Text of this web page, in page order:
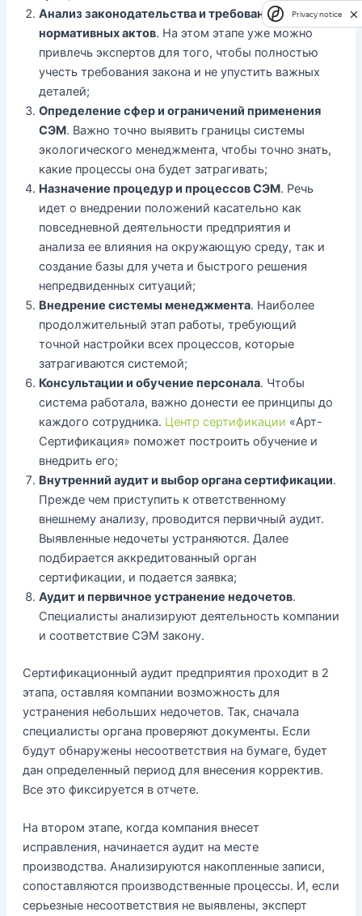
Анализ законодательства и требований
нормативных актов. На этом этапе уже можно
привлечь экспертов для того, чтобы полностью
учесть требования закона и не упустить важных
деталей;
Определение сфер и ограничений применения
СЭМ. Важно точно выявить границы системы
экологического менеджмента, чтобы точно знать,
какие процессы она будет затрагивать;
Назначение процедур и процессов СЭМ. Речь
идет о внедрении положений касательно как
повседневной деятельности предприятия и
анализа ее влияния на окружающую среду, так и
создание базы для учета и быстрого решения
непредвиденных ситуаций;
Внедрение системы менеджмента. Наиболее
продолжительный этап работы, требующий
точной настройки всех процессов, которые
затрагиваются системой;
Консультации и обучение персонала. Чтобы
система работала, важно донести ее принципы до
каждого сотрудника. Центр сертификации «Арт-
Сертификация» поможет построить обучение и
внедрить его;
Внутренний аудит и выбор органа сертификации.
Прежде чем приступить к ответственному
внешнему анализу, проводится первичный аудит.
Выявленные недочеты устраняются. Далее
подбирается аккредитованный орган
сертификации, и подается заявка;
Аудит и первичное устранение недочетов.
Специалисты анализируют деятельность компании
и соответствие СЭМ закону.
Сертификационный аудит предприятия проходит в 2
этапа, оставляя компании возможность для
устранения небольших недочетов. Так, сначала
специалисты органа проверяют документы. Если
будут обнаружены несоответствия на бумаге, будет
дан определенный период для внесения корректив.
Все это фиксируется в отчете.
На втором этапе, когда компания внесет
исправления, начинается аудит на месте
производства. Анализируются накопленные записи,
сопоставляются производственные процессы. И, если
серьезные несоответствия не выявлены, эксперт
Privacy notice